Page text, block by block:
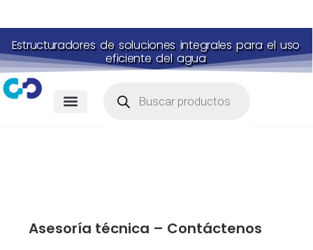
Estructuradores de soluciones integrales para el uso
eficiente del agua
Asesoría técnica – Contáctenos